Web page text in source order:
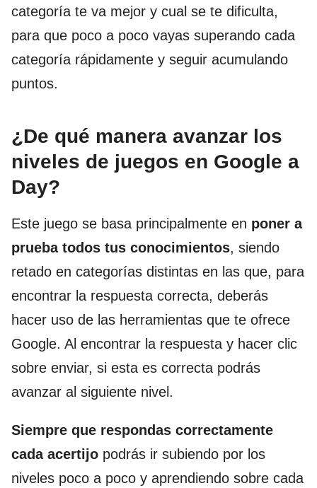
categoría te va mejor y cual se te dificulta,
para que poco a poco vayas superando cada
categoría rápidamente y seguir acumulando
puntos.
¿De qué manera avanzar los
niveles de juegos en Google a
Day?
Este juego se basa principalmente en poner a
prueba todos tus conocimientos, siendo
retado en categorías distintas en las que, para
encontrar la respuesta correcta, deberás
hacer uso de las herramientas que te ofrece
Google. Al encontrar la respuesta y hacer clic
sobre enviar, si esta es correcta podrás
avanzar al siguiente nivel.
Siempre que respondas correctamente
cada acertijo podrás ir subiendo por los
niveles poco a poco y aprendiendo sobre cada